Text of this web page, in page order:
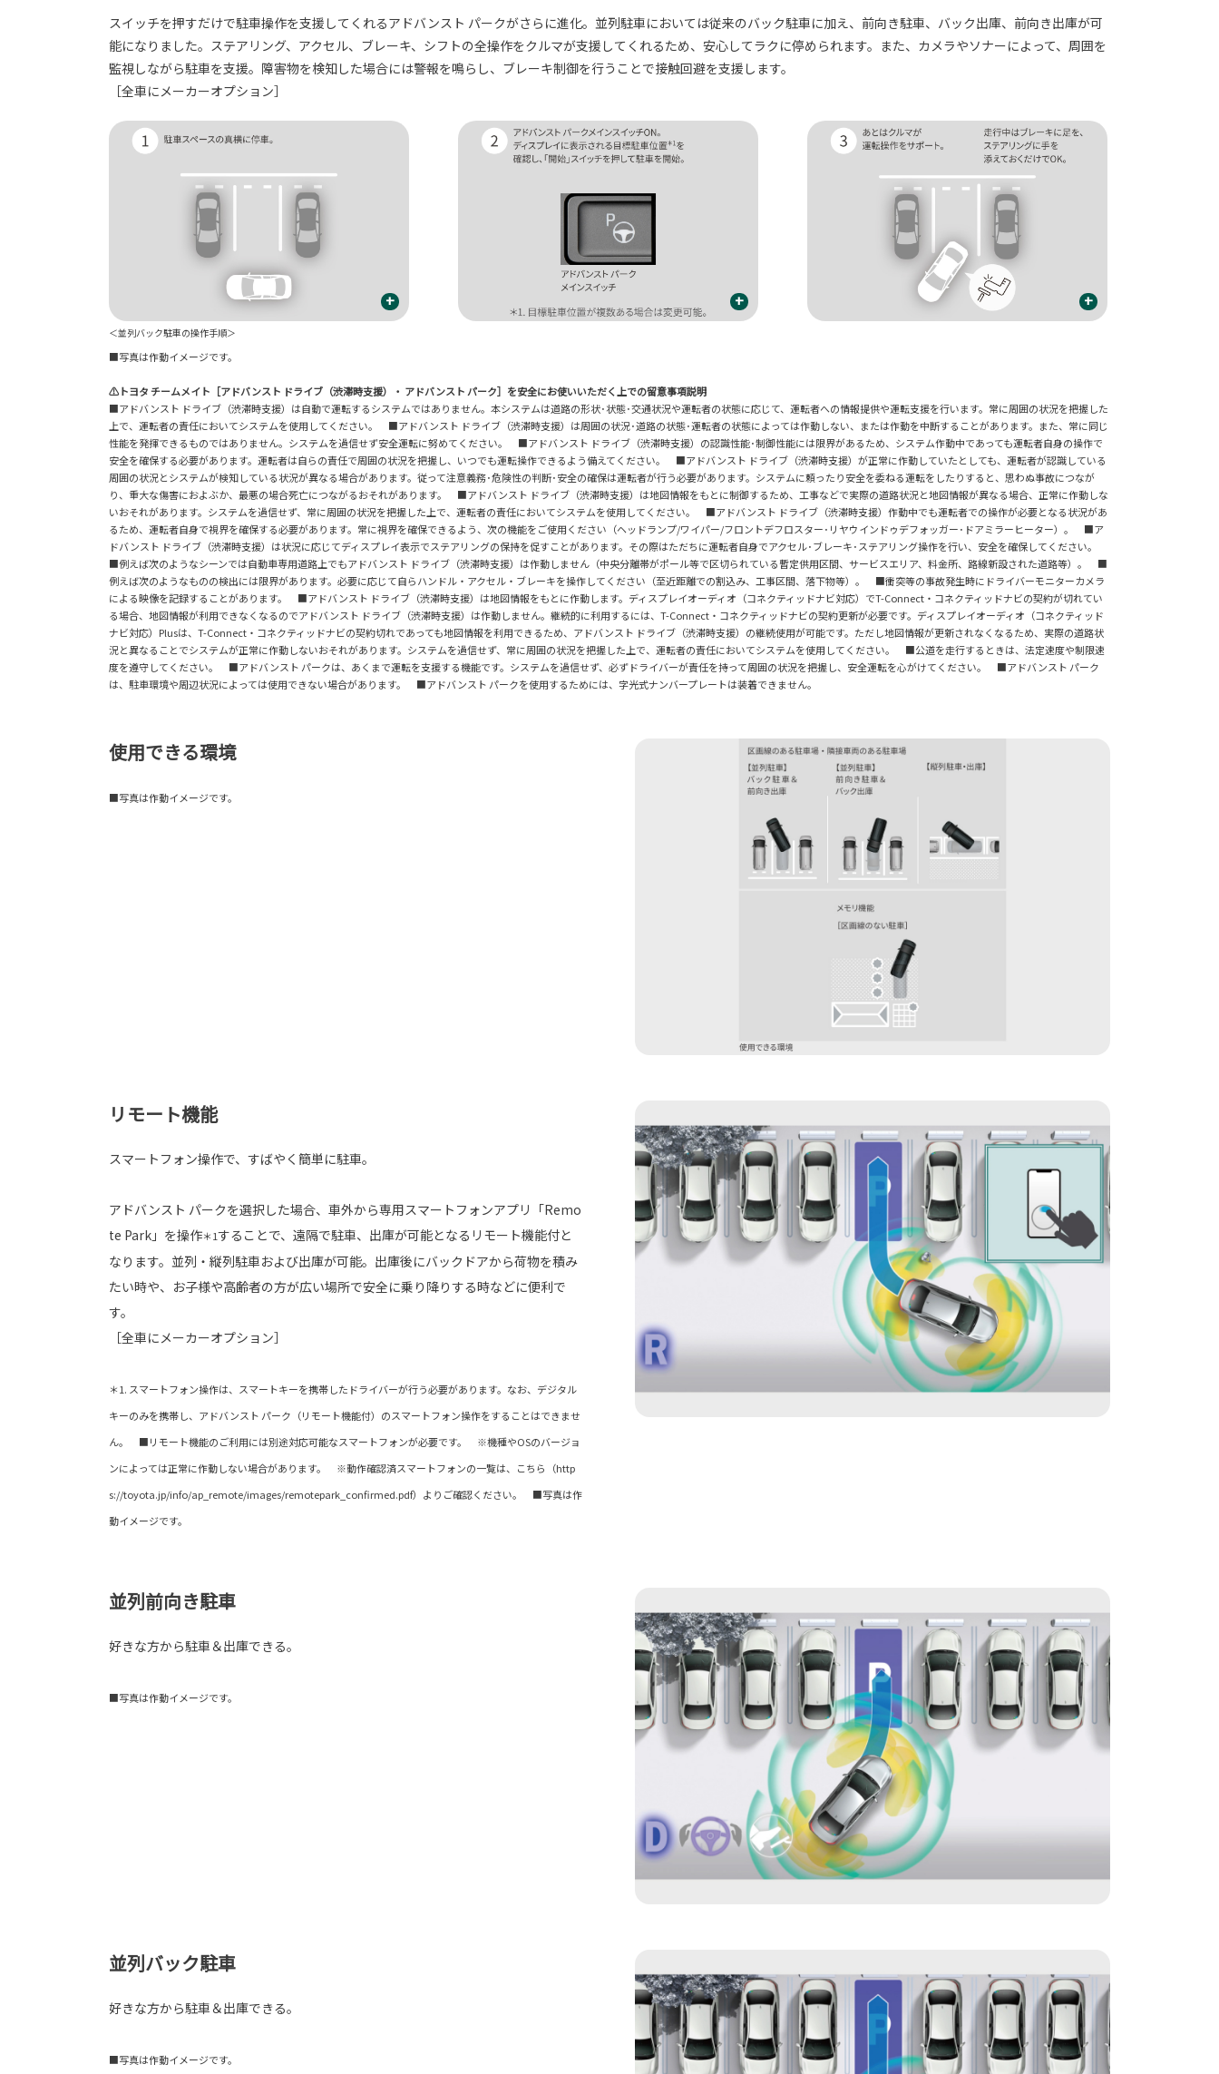
スイッチを押すだけで駐車操作を支援してくれるアドバンスト パークがさらに進化。並列駐車においては従来のバック駐車に加え、前向き駐車、バック出庫、前向き出庫が可
能になりました。ステアリング、アクセル、ブレーキ、シフトの全操作をクルマが支援してくれるため、安心してラクに停められます。また、カメラやソナーによって、周囲を
監視しながら駐車を支援。障害物を検知した場合には警報を鳴らし、ブレーキ制御を行うことで接触回避を支援します。
［全車にメーカーオプション］
+
＜並列バック駐車の操作手順＞
+ +
■写真は作動イメージです。
⚠トヨタ チームメイト［アドバンスト ドライブ（渋滞時支援）・ アドバンスト パーク］を安全にお使いいただく上での留意事項説明
■アドバンスト ドライブ（渋滞時支援）は自動で運転するシステムではありません。本システムは道路の形状･状態･交通状況や運転者の状態に応じて、運転者への情報提供や運転支援を行います。常に周囲の状況を把握した
上で、運転者の責任においてシステムを使用してください。 ■アドバンスト ドライブ（渋滞時支援）は周囲の状況･道路の状態･運転者の状態によっては作動しない、または作動を中断することがあります。また、常に同じ
性能を発揮できるものではありません。システムを過信せず安全運転に努めてください。 ■アドバンスト ドライブ（渋滞時支援）の認識性能･制御性能には限界があるため、システム作動中であっても運転者自身の操作で
安全を確保する必要があります。運転者は自らの責任で周囲の状況を把握し、いつでも運転操作できるよう備えてください。 ■アドバンスト ドライブ（渋滞時支援）が正常に作動していたとしても、運転者が認識している
周囲の状況とシステムが検知している状況が異なる場合があります。従って注意義務･危険性の判断･安全の確保は運転者が行う必要があります。システムに頼ったり安全を委ねる運転をしたりすると、思わぬ事故につなが
り、重大な傷害におよぶか、最悪の場合死亡につながるおそれがあります。 ■アドバンスト ドライブ（渋滞時支援）は地図情報をもとに制御するため、工事などで実際の道路状況と地図情報が異なる場合、正常に作動しな
いおそれがあります。システムを過信せず、常に周囲の状況を把握した上で、運転者の責任においてシステムを使用してください。 ■アドバンスト ドライブ（渋滞時支援）作動中でも運転者での操作が必要となる状況があ
るため、運転者自身で視界を確保する必要があります。常に視界を確保できるよう、次の機能をご使用ください（ヘッドランプ/ワイパー/フロントデフロスター･リヤウインドゥデフォッガー･ドアミラーヒーター）。 ■ア
ドバンスト ドライブ（渋滞時支援）は状況に応じてディスプレイ表示でステアリングの保持を促すことがあります。その際はただちに運転者自身でアクセル･ブレーキ･ステアリング操作を行い、安全を確保してください。
■例えば次のようなシーンでは自動車専用道路上でもアドバンスト ドライブ（渋滞時支援）は作動しません（中央分離帯がポール等で区切られている暫定供用区間、サービスエリア、料金所、路線新設された道路等）。 ■
例えば次のようなものの検出には限界があります。必要に応じて自らハンドル・アクセル・ブレーキを操作してください（至近距離での割込み、工事区間、落下物等）。 ■衝突等の事故発生時にドライバーモニターカメラ
による映像を記録することがあります。 ■アドバンスト ドライブ（渋滞時支援）は地図情報をもとに作動します。ディスプレイオーディオ（コネクティッドナビ対応）でT-Connect・コネクティッドナビの契約が切れてい
る場合、地図情報が利用できなくなるのでアドバンスト ドライブ（渋滞時支援）は作動しません。継続的に利用するには、T-Connect・コネクティッドナビの契約更新が必要です。ディスプレイオーディオ（コネクティッド
ナビ対応）Plusは、T-Connect・コネクティッドナビの契約切れであっても地図情報を利用できるため、アドバンスト ドライブ（渋滞時支援）の継続使用が可能です。ただし地図情報が更新されなくなるため、実際の道路状
況と異なることでシステムが正常に作動しないおそれがあります。システムを過信せず、常に周囲の状況を把握した上で、運転者の責任においてシステムを使用してください。 ■公道を走行するときは、法定速度や制限速
度を遵守してください。 ■アドバンスト パークは、あくまで運転を支援する機能です。システムを過信せず、必ずドライバーが責任を持って周囲の状況を把握し、安全運転を心がけてください。 ■アドバンスト パーク
は、駐車環境や周辺状況によっては使用できない場合があります。 ■アドバンスト パークを使用するためには、字光式ナンバープレートは装着できません。
使用できる環境
■写真は作動イメージです。
リモート機能
スマートフォン操作で、すばやく簡単に駐車。
アドバンスト パークを選択した場合、車外から専用スマートフォンアプリ「Remo
te Park」を操作＊1することで、遠隔で駐車、出庫が可能となるリモート機能付と
なります。並列・縦列駐車および出庫が可能。出庫後にバックドアから荷物を積み
たい時や、お子様や高齢者の方が広い場所で安全に乗り降りする時などに便利で
す。
［全車にメーカーオプション］
＊1. スマートフォン操作は、スマートキーを携帯したドライバーが行う必要があります。なお、デジタル
キーのみを携帯し、アドバンスト パーク（リモート機能付）のスマートフォン操作をすることはできませ
ん。 ■リモート機能のご利用には別途対応可能なスマートフォンが必要です。 ※機種やOSのバージョ
ンによっては正常に作動しない場合があります。 ※動作確認済スマートフォンの一覧は、こちら（http
s://toyota.jp/info/ap_remote/images/remotepark_confirmed.pdf）よりご確認ください。 ■写真は作
動イメージです。
並列前向き駐車
好きな方から駐車＆出庫できる。
■写真は作動イメージです。
並列バック駐車
好きな方から駐車＆出庫できる。
■写真は作動イメージです。